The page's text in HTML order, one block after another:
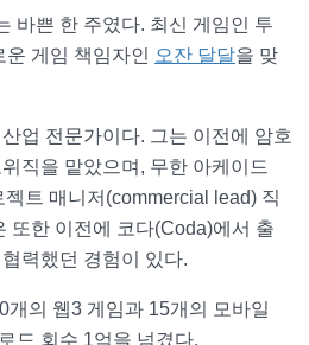
바쁜 한 주였다. 최신 게임인 투
게임 책임자인 오잔 달달을 맞
업 전문가이다. 그는 이전에 암호
직을 맡았으며, 무한 아케이드
트 매니저(commercial lead) 직
또한 이전에 코다(Coda)에서 출
력했던 경험이 있다.
개의 웹3 게임과 15개의 모바일
드 회수 1억을 넘겼다.